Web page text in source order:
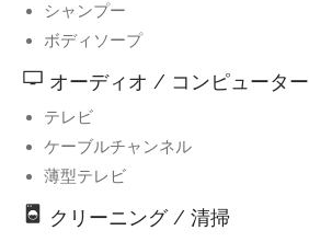
シャンプー
ボディソープ
オーディオ / コンピューター
テレビ
ケーブルチャンネル
薄型テレビ
クリーニング / 清掃